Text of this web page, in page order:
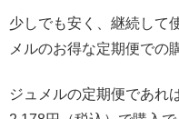
少しでも安く、継続して
メルのお得な定期便での
ジュメルの定期便であれ